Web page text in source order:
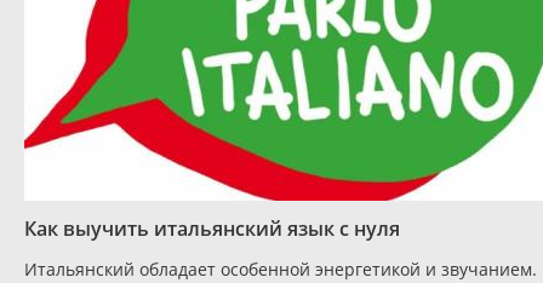
Как выучить итальянский язык с нуля
Итальянский обладает особенной энергетикой и звучанием.